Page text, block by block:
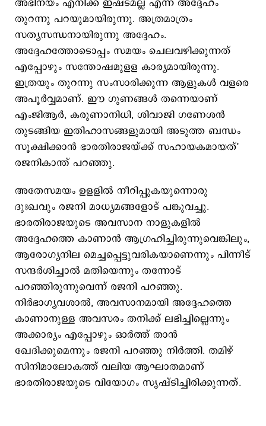
അഭിനയം എനിക്ക് ഇഷ്ടമല്ല എന്ന് അദ്ദേഹം
തുറന്നു പറയുമായിരുന്നു. അത്രമാത്രം
സത്യസന്ധനായിരുന്നു അദ്ദേഹം.
അദ്ദേഹത്തോടൊപ്പം സമയം ചെലവഴിക്കുന്നത്
എപ്പോഴും സന്തോഷമുളള കാര്യമായിരുന്നു.
ഇത്രയും തുറന്നു സംസാരിക്കുന്ന ആളുകൾ വളരെ
അപൂർവ്വമാണ്. ഈ ഗുണങ്ങള്‍ തന്നെയാണ്
എംജിആർ, കരുണാനിധി, ശിവാജി ഗണേശൻ
തുടങ്ങിയ ഇതിഹാസങ്ങളുമായി അടുത്ത ബന്ധം
സൂക്ഷിക്കാൻ ഭാരതിരാജയ്ക്ക് സഹായകമായത്'
രജനികാന്ത് പറഞ്ഞു.
അതേസമയം ഉളളില്‍ നീറിപ്പുകയുന്നൊരു
ദുഃഖവും രജനി മാധ്യമങ്ങളോട് പങ്കുവച്ചു.
ഭാരതിരാജയുടെ അവസാന നാളുകളിൽ
അദ്ദേഹത്തെ കാണാൻ ആഗ്രഹിച്ചിരുന്നുവെങ്കിലും,
ആരോഗ്യനില മെച്ചപ്പെട്ടുവരികയാണെന്നും പിന്നീട്
സന്ദർശിച്ചാൽ മതിയെന്നും തന്നോട്
പറഞ്ഞിരുന്നുവെന്ന് രജനി പറഞ്ഞു.
നിർഭാഗ്യവശാൽ, അവസാനമായി അദ്ദേഹത്തെ
കാണാനുള്ള അവസരം തനിക്ക് ലഭിച്ചില്ലെന്നും
അക്കാര്യം എപ്പോഴും ഓർത്ത് താന്‍
ഖേദിക്കുമെന്നും രജനി പറഞ്ഞു നിര്‍ത്തി. തമിഴ്
സിനിമാലോകത്ത് വലിയ ആഘാതമാണ്
ഭാരതിരാജയുടെ വിയോഗം സൃഷ്ടിച്ചിരിക്കുന്നത്.